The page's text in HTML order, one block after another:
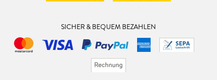
SICHER & BEQUEM BEZAHLEN